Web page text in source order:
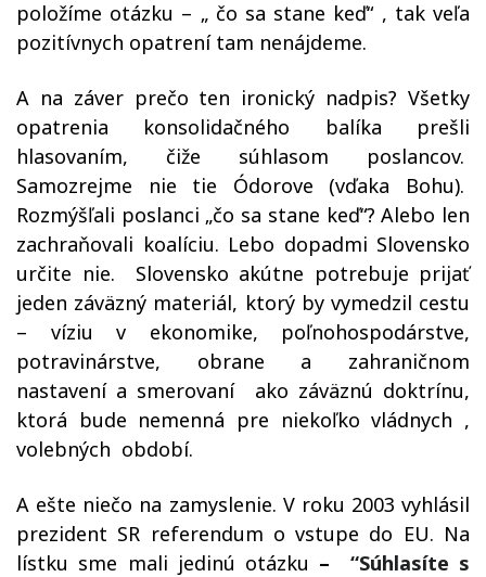
položíme otázku – „ čo sa stane keď“ , tak veľa
pozitívnych opatrení tam nenájdeme.
A na záver prečo ten ironický nadpis? Všetky
opatrenia konsolidačného balíka prešli
hlasovaním, čiže súhlasom poslancov.
Samozrejme nie tie Ódorove (vďaka Bohu).
Rozmýšľali poslanci „čo sa stane keď“? Alebo len
zachraňovali koalíciu. Lebo dopadmi Slovensko
určite nie.
Slovensko akútne potrebuje prijať
jeden záväzný materiál, ktorý by vymedzil cestu
– víziu v ekonomike, poľnohospodárstve,
potravinárstve, obrane a zahraničnom
nastavení a smerovaní
ako záväznú doktrínu,
ktorá bude nemenná pre niekoľko vládnych ,
volebných období.
A ešte niečo na zamyslenie. V roku 2003 vyhlásil
prezident SR referendum o vstupe do EU. Na
lístku sme mali jedinú otázku –
“Súhlasíte s